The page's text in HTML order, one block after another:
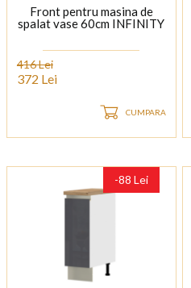
Front pentru masina de
spalat vase 60cm INFINITY
416 Lei
372 Lei
CUMPARA
-88 Lei